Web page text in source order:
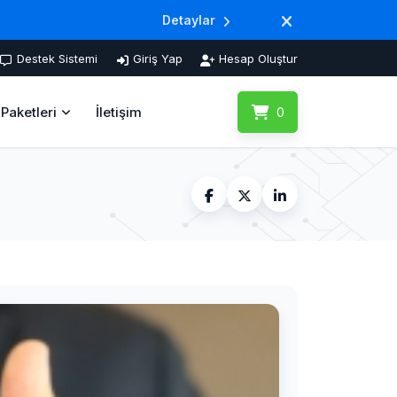
Detaylar
Destek Sistemi Giriş Yap Hesap Oluştur
İletişim 0